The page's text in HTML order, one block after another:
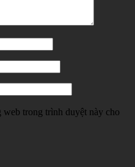
trong trình duyệt này cho